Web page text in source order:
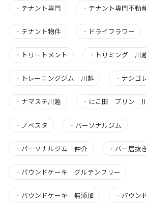
・ テナント専門 ・ テナント専門不動
・ テナント物件 ・ ドライフラワー
・ トリートメント ・ トリミング 川
・ トレーニングジム 川越 ・ ナシゴ
・ ナマステ川越 ・ にこ田 プリン
・ ノベスタ ・ パーソナルジム
・ パーソナルジム 仲介 ・ バー居抜
・ パウンドケーキ グルテンフリー
・ パウンドケーキ 無添加 ・ パウン